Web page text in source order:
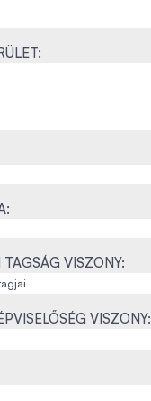
VISZONY:
VISZONY: